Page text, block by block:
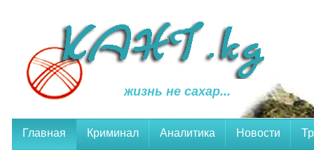
жизнь не сахар...
Главная Криминал Аналитика Новости